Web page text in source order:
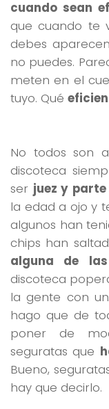
cuando sean
que cuando te
debes
no puedes.
meten en el
tuyo. Qué
No todos son
discoteca
ser juez y
la edad a ojo y
algunos han
chips han
alguna de
discoteca
la gente con
hago que de
poner de
seguratas que
Bueno,
hay que decirlo.